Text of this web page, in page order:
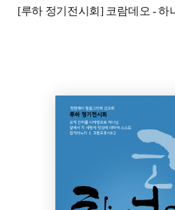
[루하 정기전시회] 코람데오 - 하